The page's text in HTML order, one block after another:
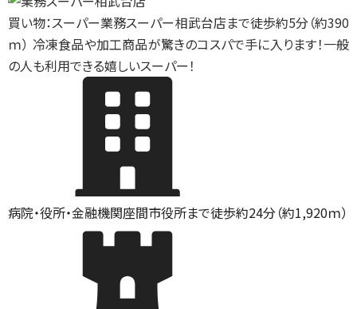
買い物：スーパー業務スーパー相武台店まで徒歩約5分（約390
ｍ） 冷凍食品や加工商品が驚きのコスパで手に入ります！一般
の人も利用できる嬉しいスーパー！
病院・役所・金融機関座間市役所まで徒歩約24分（約1,920ｍ）